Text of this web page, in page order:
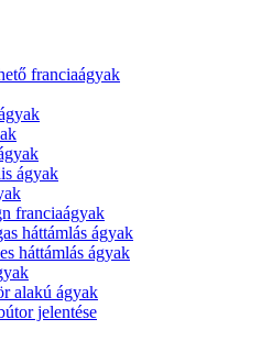
franciaágyak
ágyak
franciaágyak
háttámlás ágyak
háttámlás ágyak
alakú ágyak
jelentése